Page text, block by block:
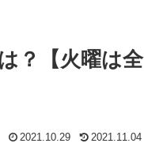
？【火曜は全
2021.10.29 2021.11.04